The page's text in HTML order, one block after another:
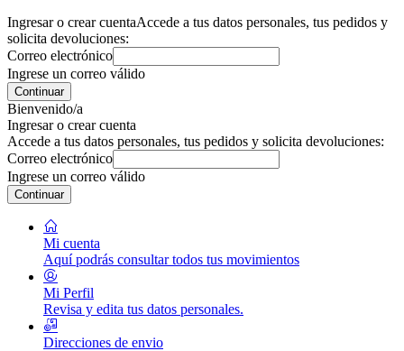
Ingresar o crear cuentaAccede a tus datos personales, tus pedidos y
solicita devoluciones:
Correo electrónico
Ingrese un correo válido
Continuar
Bienvenido/a
Ingresar o crear cuenta
Accede a tus datos personales, tus pedidos y solicita devoluciones:
Correo electrónico
Ingrese un correo válido
Continuar
Mi cuenta
Aquí podrás consultar todos tus movimientos
Mi Perfil
Revisa y edita tus datos personales.
Direcciones de envio